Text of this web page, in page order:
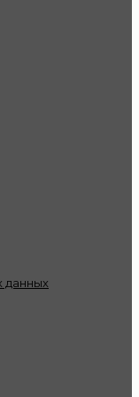
данных